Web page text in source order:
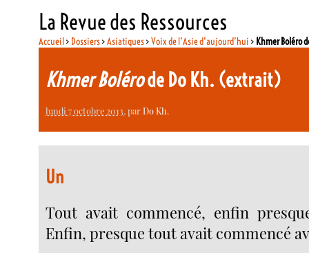
La Revue des Ressources
Accueil> Dossiers>Asiatiques>Voix de l’Asie d’aujourd’hui > Khmer Boléro
Khmer Bolérode Do Kh. (extrait)
lundi 7 octobre 2013, parDo Kh.
Un
Tout avait commencé, enfin
Enfin, presque tout avait commencé